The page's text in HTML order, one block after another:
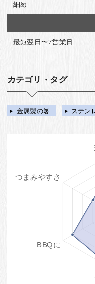
細め
最短翌日〜7営業日
カテゴリ・タグ
金属製の箸 ステン